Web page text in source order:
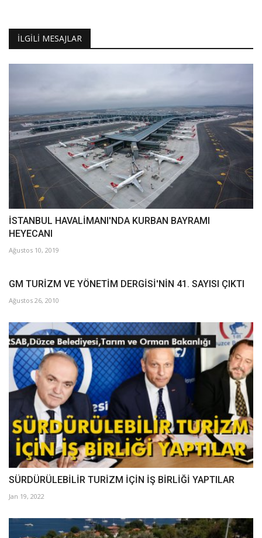
İLGILI MESAJLAR
İSTANBUL HAVALİMANI'NDA KURBAN BAYRAMI
HEYECANI
Ağustos 10, 2019
GM TURİZM VE YÖNETİM DERGİSİ'NİN 41. SAYISI ÇIKTI
Ağustos 26, 2010
SÜRDÜRÜLEBİLİR TURİZM İÇİN İŞ BİRLİĞİ YAPTILAR
Jan 19, 2022